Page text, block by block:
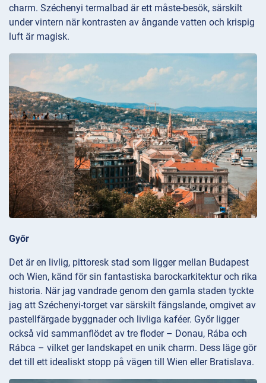
charm. Széchenyi termalbad är ett måste-besök, särskilt
under vintern när kontrasten av ångande vatten och krispig
luft är magisk.
Győr
Det är en livlig, pittoresk stad som ligger mellan Budapest
och Wien, känd för sin fantastiska barockarkitektur och rika
historia. När jag vandrade genom den gamla staden tyckte
jag att Széchenyi-torget var särskilt fängslande, omgivet av
pastellfärgade byggnader och livliga kaféer. Győr ligger
också vid sammanflödet av tre floder – Donau, Rába och
Rábca – vilket ger landskapet en unik charm. Dess läge gör
det till ett idealiskt stopp på vägen till Wien eller Bratislava.